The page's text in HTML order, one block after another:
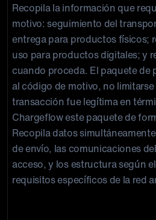
Recopila la información que
motivo: seguimiento del
entrega para productos físicos;
uso para productos digitales; y
cuando proceda. El paquete de
al código de motivo, no
transacción fue legítima en
Chargeflow este paquete de
Recopila datos
de envío, las comunicaciones
acceso, y los estructura según
requisitos específicos de la red